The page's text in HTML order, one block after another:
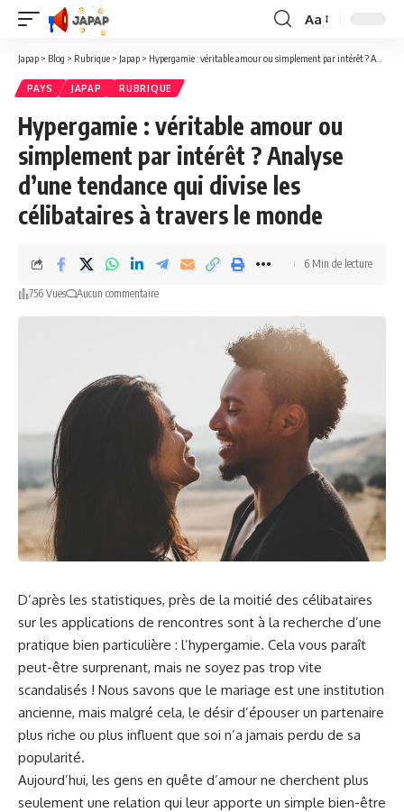
Redimensionner
Aa
Japap > Blog > Rubrique > Japap > Hypergamie : véritable amour ou simplement par intérêt ? Analyse d’une tendance qui divise les célibataires à travers le monde
PAYS JAPAP RUBRIQUE
Hypergamie : véritable amour ou
simplement par intérêt ? Analyse
d’une tendance qui divise les
célibataires à travers le monde
756 Vues Aucun commentaire
6 Min de lecture
D’après les statistiques, près de ⁣la moitié des célibataires⁢
sur les applications de rencontres sont à la recherche d’une
pratique ⁢bien particulière‍ : l’hypergamie. Cela vous ‍paraît
peut-être surprenant,⁣ mais ne soyez pas trop vite
scandalisés ! Nous savons que le mariage⁣ est une institution
ancienne, mais malgré ⁤cela, le désir d’épouser un partenaire
plus riche ou plus influent que ‍soi n’a jamais perdu de sa
popularité.
Aujourd’hui, les gens⁤ en ​quête d’amour ne cherchent⁣ plus
‌seulement une relation qui ⁣leur apporte un simple bien-être